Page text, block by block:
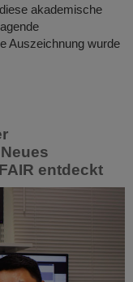
akademische
Auszeichnung wurde
entdeckt